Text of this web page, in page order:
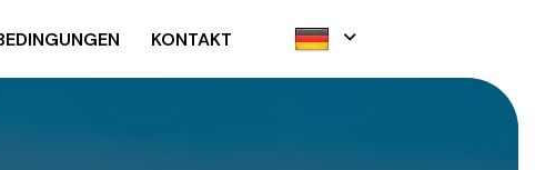
KONTAKT